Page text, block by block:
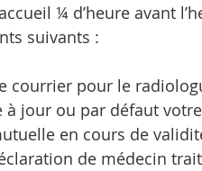
¼ d’heure avant
suivants :
courrier pour le
à jour ou par défaut
en cours de
de médecin